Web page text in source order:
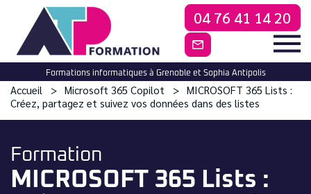
04 76 41 14 20
CONTACTEZ-
Formations informatiques à Grenoble et Sophia Antipolis
Accueil Microsoft 365 Copilot
MICROSOFT 365 Lists :
Créez, partagez et suivez vos données dans des listes
Formation
MICROSOFT 365 Lists :